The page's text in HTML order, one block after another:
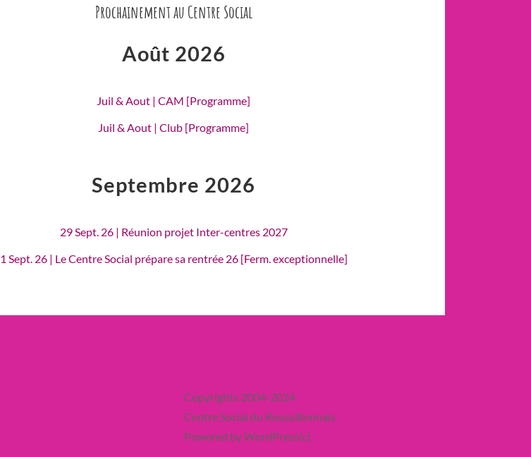
Prochainement au Centre Social
Août 2026
Juil & Aout | CAM [Programme]
Juil & Aout | Club [Programme]
Septembre 2026
29 Sept. 26 | Réunion projet Inter-centres 2027
1 Sept. 26 | Le Centre Social prépare sa rentrée 26 [Ferm. exceptionnelle]
Copyrights 2004-2024
Centre Social du Roussillonnais
Powered by WordPress(c)